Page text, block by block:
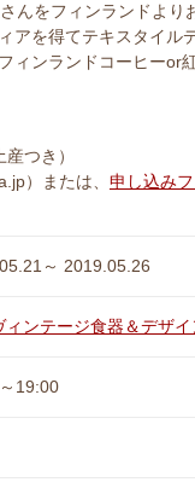
んをフィンランドより
アを得てテキスタイ
ィンランドコーヒーor
つき）
）または、 申し込み
～ 2019.05.26
ィンテージ食器＆デザ
19:00